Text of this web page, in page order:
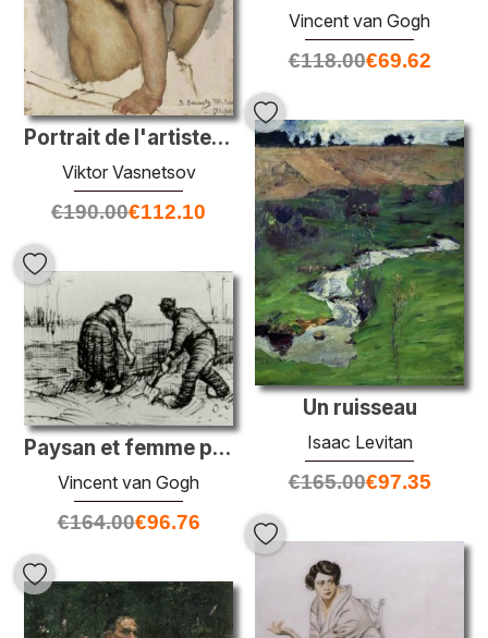
Vincent van Gogh
€118.00€69.62
Portrait de l'artiste Nikolai Kuznetsov
Viktor Vasnetsov
€190.00€112.10
Un ruisseau
Isaac Levitan
€165.00€97.35
Paysan et femme plantant des pommes de terre
Vincent van Gogh
€164.00€96.76